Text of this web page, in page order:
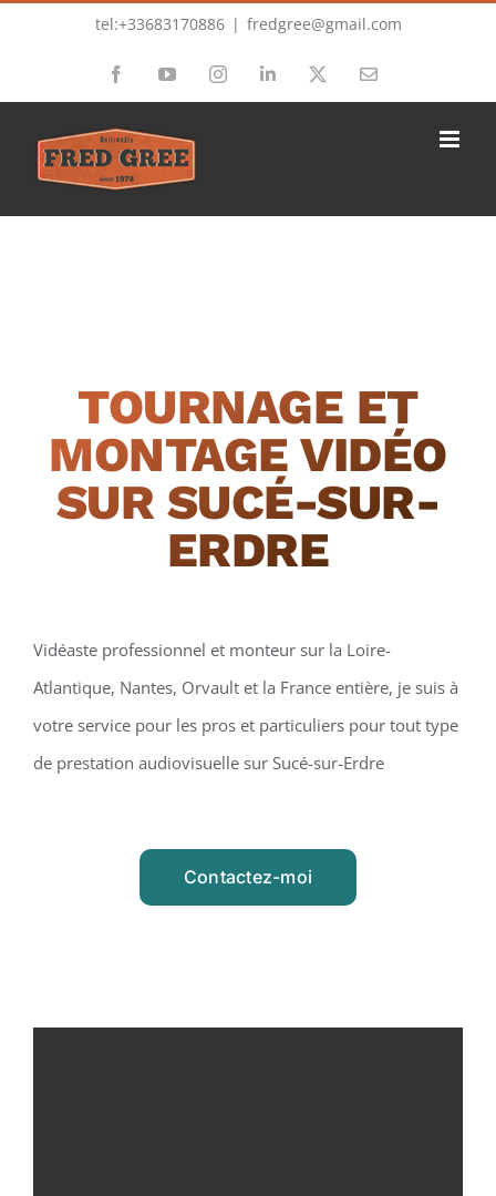
tel:+33683170886 | fredgree@gmail.com
FacebookYouTubeInstagramLinkedIn Email
TOURNAGE ET
MONTAGE VIDÉO
SUR SUCÉ-SUR-
ERDRE
Vidéaste professionnel et monteur sur la Loire-
Atlantique, Nantes, Orvault et la France entière, je suis à
votre service pour les pros et particuliers pour tout type
de prestation audiovisuelle sur Sucé-sur-Erdre
Contactez-moi